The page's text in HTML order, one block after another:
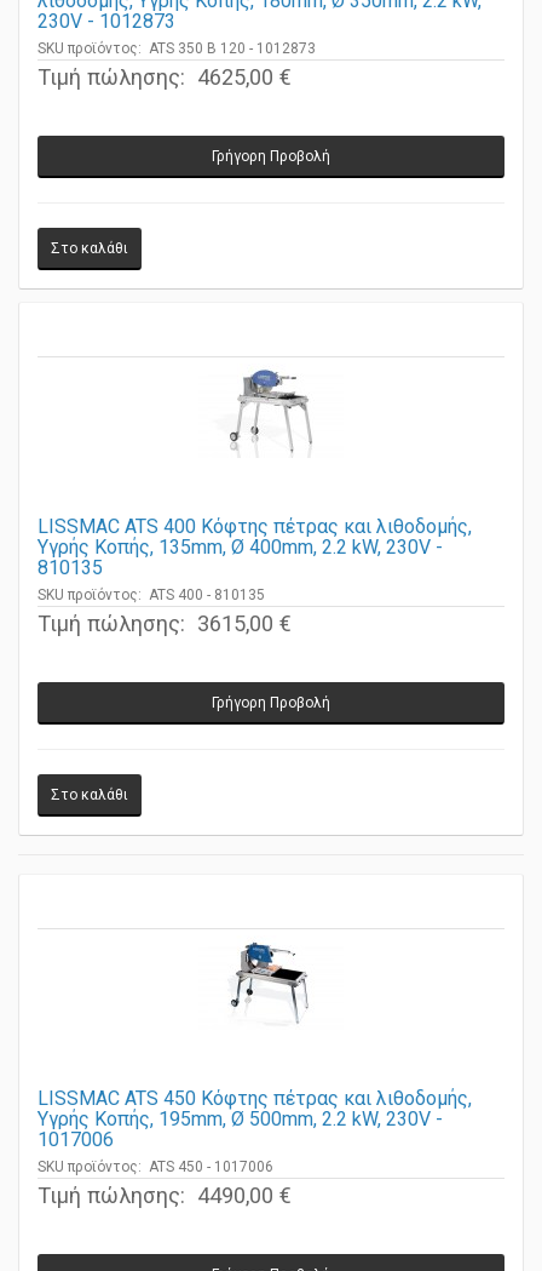
λιθοδομής, Υγρής Κοπής, 180mm, Ø 350mm, 2.2 kW,
230V - 1012873
SKU προϊόντος: ATS 350 B 120 - 1012873
Τιμή πώλησης: 4625,00 €
LISSMAC ATS 400 Κόφτης πέτρας και λιθοδομής,
Υγρής Κοπής, 135mm, Ø 400mm, 2.2 kW, 230V -
810135
SKU προϊόντος: ATS 400 - 810135
Τιμή πώλησης: 3615,00 €
LISSMAC ATS 450 Κόφτης πέτρας και λιθοδομής,
Υγρής Κοπής, 195mm, Ø 500mm, 2.2 kW, 230V -
1017006
SKU προϊόντος: ATS 450 - 1017006
Τιμή πώλησης: 4490,00 €